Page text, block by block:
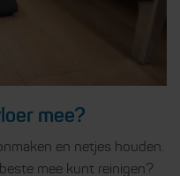
mee?
en netjes houden.
mee kunt reinigen?